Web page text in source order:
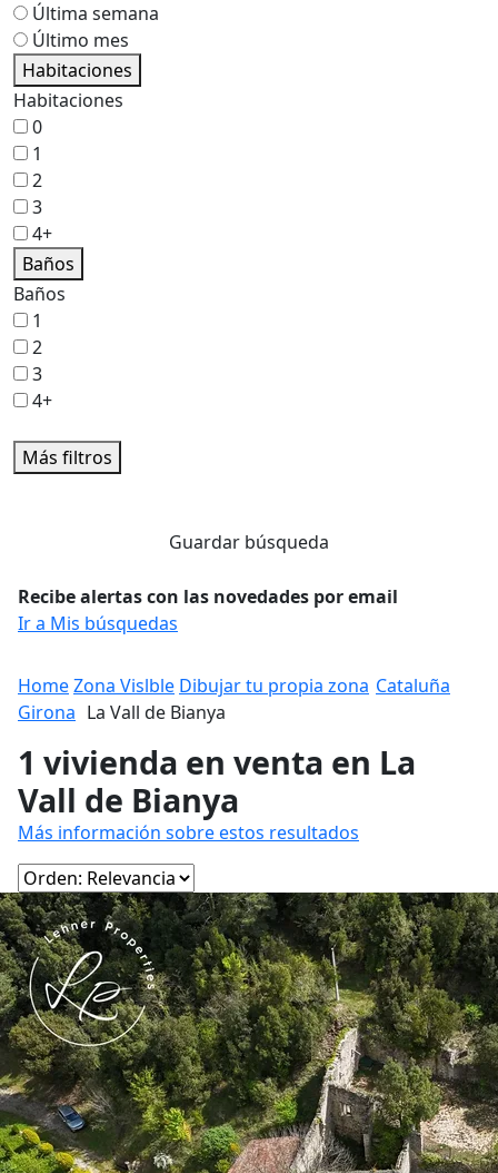
Última semana
Último mes
Habitaciones
Habitaciones
0
1
2
3
4+
Baños
Baños
1
2
3
4+
Más filtros
Guardar búsqueda
Recibe alertas con las novedades por email
Ir a Mis búsquedas
HomeZona Vislble Dibujar tu propia zona Cataluña
Girona La Vall de Bianya
1 vivienda en venta en La
Vall de Bianya
Más información sobre estos resultados